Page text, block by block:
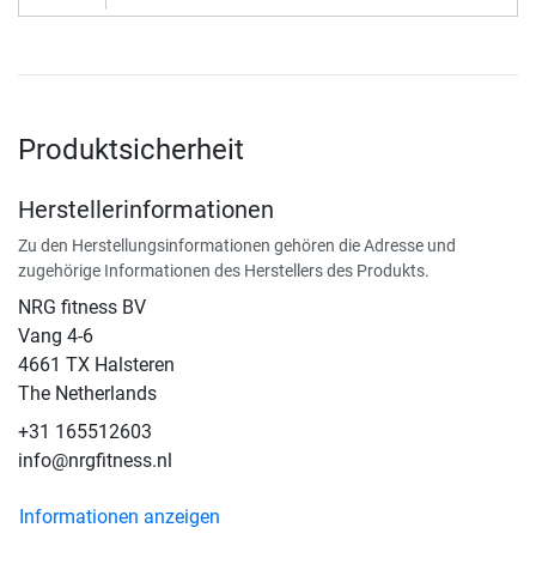
Produktsicherheit
Herstellerinformationen
Zu den Herstellungsinformationen gehören die Adresse und
zugehörige Informationen des Herstellers des Produkts.
NRG fitness BV
Vang 4-6
4661 TX Halsteren
The Netherlands
+31 165512603
info@nrgfitness.nl
Informationen anzeigen